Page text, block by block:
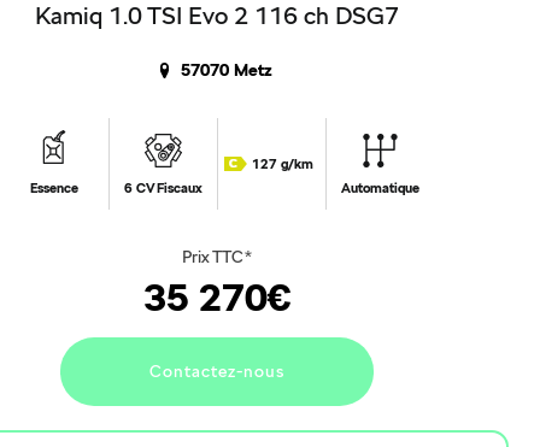
Kamiq 1.0 TSI Evo 2 116 ch DSG7
57070 Metz
Essence 6 CV Fiscaux
127 g/km
Automatique
Prix TTC*
35 270€
Contactez-nous